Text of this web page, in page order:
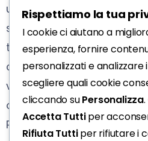
umiliazioni subite dai Galli.
situazione, Roma decide
tra capitani gallici rivali.
campione scelto da
villaggio diAsterix&
obbligatoriamente
Roma.
Rispettiamo la tua
I cookie ci aiutano a
esperienza, fornire
personalizzati e analizzare
scegliere quali cookie
cliccando suPersonalizza
Accetta Tuttiper
Rifiuta Tuttiper rifiutare i